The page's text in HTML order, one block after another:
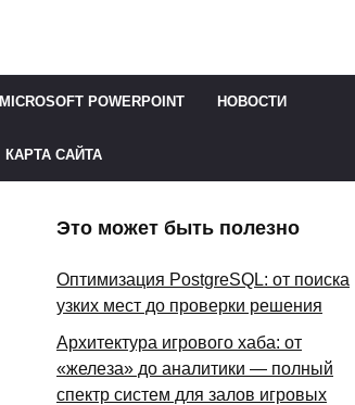
MICROSOFT POWERPOINT НОВОСТИ
КАРТА САЙТА
Это может быть полезно
Оптимизация PostgreSQL: от поиска
узких мест до проверки решения
Архитектура игрового хаба: от
«железа» до аналитики — полный
спектр систем для залов игровых